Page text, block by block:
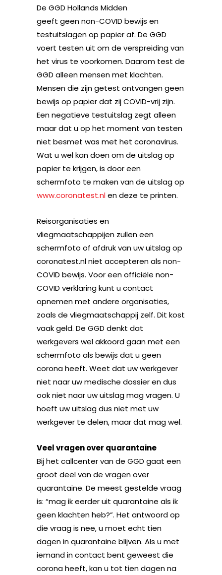
De GGD Hollands Midden
geeft geen non-COVID bewijs en
testuitslagen op papier af. De GGD
voert testen uit om de verspreiding van
het virus te voorkomen. Daarom test de
GGD alleen mensen met klachten.
Mensen die zijn getest ontvangen geen
bewijs op papier dat zij COVID-vrij zijn.
Een negatieve testuitslag zegt alleen
maar dat u op het moment van testen
niet besmet was met het coronavirus.
Wat u wel kan doen om de uitslag op
papier te krijgen, is door een
schermfoto te maken van de uitslag op
www.coronatest.nlen deze te printen.
Reisorganisaties en
vliegmaatschappijen zullen een
schermfoto of afdruk van uw uitslag op
coronatest.nl niet accepteren als non-
COVID bewijs. Voor een officiële non-
COVID verklaring kunt u contact
opnemen met andere organisaties,
zoals de vliegmaatschappij zelf. Dit kost
vaak geld. De GGD denkt dat
werkgevers wel akkoord gaan met een
schermfoto als bewijs dat u geen
corona heeft. Weet dat uw werkgever
niet naar uw medische dossier en dus
ook niet naar uw uitslag mag vragen. U
hoeft uw uitslag dus niet met uw
werkgever te delen, maar dat mag wel.
Veel vragen over quarantaine
Bij het callcenter van de GGD gaat een
groot deel van de vragen over
quarantaine. De meest gestelde vraag
is: “mag ik eerder uit quarantaine als ik
geen klachten heb?”. Het antwoord op
die vraag is nee, u moet echt tien
dagen in quarantaine blijven. Als u met
iemand in contact bent geweest die
corona heeft, kan u tot tien dagen na